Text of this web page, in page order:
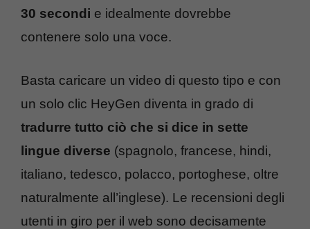
30 secondi e idealmente dovrebbe
contenere solo una voce.
Basta caricare un video di questo tipo e con
un solo clic HeyGen diventa in grado di
tradurre tutto ciò che si dice in sette
lingue diverse (spagnolo, francese, hindi,
italiano, tedesco, polacco, portoghese, oltre
naturalmente all’inglese). Le recensioni degli
utenti in giro per il web sono decisamente